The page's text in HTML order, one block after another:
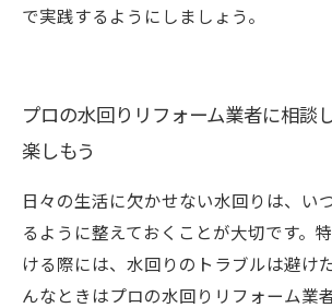
で実践するようにしましょう。
プロの水回りリフォーム業者に相談
楽しもう
日々の生活に欠かせない水回りは、い
るように整えておくことが大切です。
ける際には、水回りのトラブルは避け
んなときはプロの水回りリフォーム業